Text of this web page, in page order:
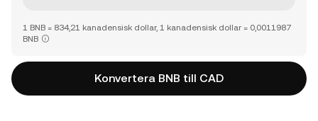
1 BNB = 834,21 kanadensisk dollar, 1 kanadensisk dollar = 0,0011987
BNB
Konvertera BNB till CAD